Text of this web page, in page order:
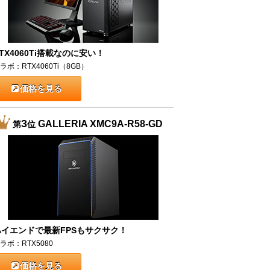
搭載なのに安い！
ボ：RTX4060Ti（8GB）
価格を見る
第3位GALLERIA XMC9A-R58-GD
エンドで最新FPSもサクサク！
ボ：RTX5080
価格を見る